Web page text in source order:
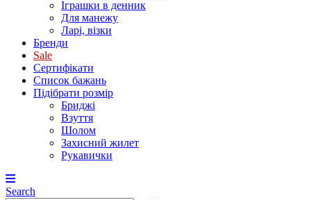
Іграшки в денник
Для манежу
Ларі, візки
Бренди
Sale
Сертифікати
Список бажань
Підібрати розмір
Бриджі
Взуття
Шолом
Захисний жилет
Рукавички
Search